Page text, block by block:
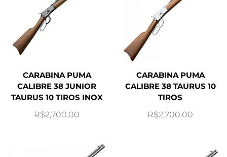
CARABINA PUMA
CALIBRE 38 JUNIOR
TAURUS 10 TIROS INOX
R$2,700.00
CARABINA PUMA
CALIBRE 38 TAURUS 10
TIROS
R$2,700.00